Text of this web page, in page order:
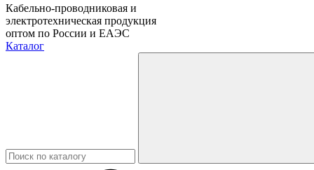
Кабельно-проводниковая и
электротехническая продукция
оптом по России и ЕАЭС
Каталог